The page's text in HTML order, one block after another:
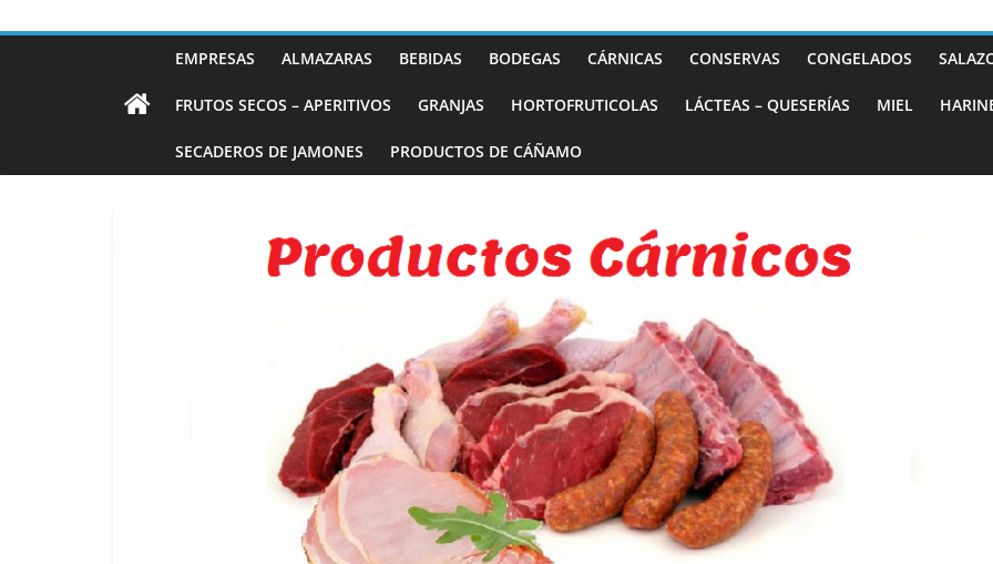
EMPRESAS ALMAZARAS BEBIDAS BODEGAS CÁRNICAS CONSERVAS CONGELADOS
FRUTOS SECOS – APERITIVOS GRANJAS HORTOFRUTICOLAS LÁCTEAS – QUESERÍAS MIEL
SECADEROS DE JAMONES PRODUCTOS DE CÁÑAMO
Panaderías
Panadería Artesana Diego
Fernández e hijos
03/02/2023 Granada Sabor
Almazaras
Conde de Benalúa
15/02/2023